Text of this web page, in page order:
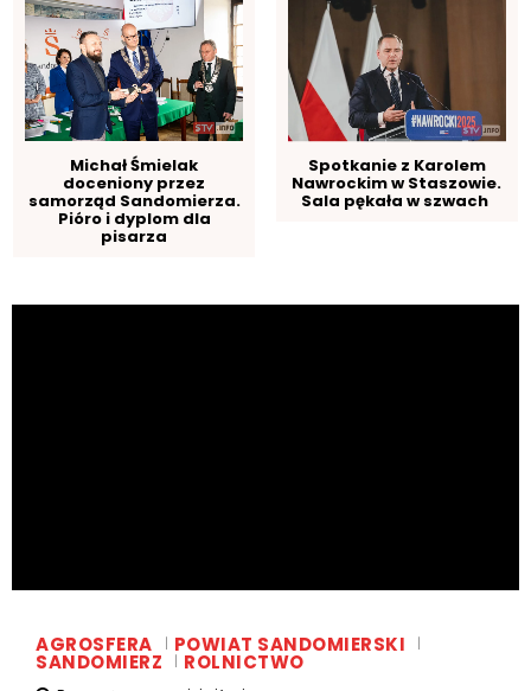
Michał Śmielak
doceniony przez
samorząd Sandomierza.
Pióro i dyplom dla
pisarza
Spotkanie z Karolem
Nawrockim w Staszowie.
Sala pękała w szwach